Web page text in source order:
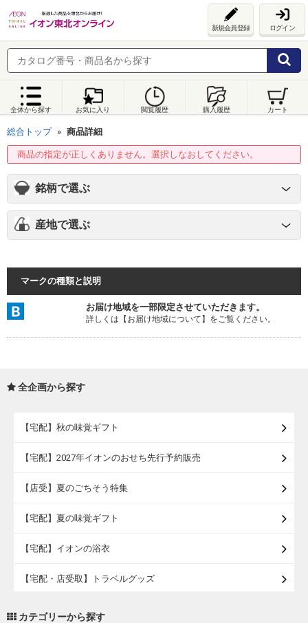
新規会員登録 ログイン
全体から探す お気に入り 閲覧履歴 購入履歴 カート
総合トップ 商品詳細
商品の指定が正しくありません。選択しなおしてください。
銘柄で選ぶ
産地で選ぶ
マークの種類と説明
お届け地域を一部限定させていただきます。
詳しくは【お届け地域について】をご覧ください。
全企画から探す
【宅配】秋の味覚ギフト
【宅配】2027年イオンのおせち先行予約販売
【店受】夏のごちそう特集
【宅配】夏の味覚ギフト
【宅配】イオンの浴衣
【宅配・店受取】トラベルグッズ
カテゴリーから探す